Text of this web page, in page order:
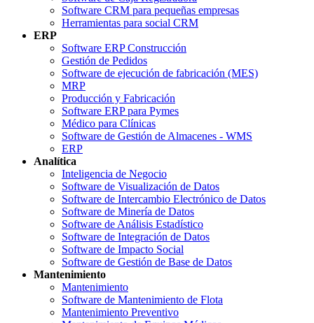
Software CRM para pequeñas empresas
Herramientas para social CRM
ERP
Software ERP Construcción
Gestión de Pedidos
Software de ejecución de fabricación (MES)
MRP
Producción y Fabricación
Software ERP para Pymes
Médico para Clínicas
Software de Gestión de Almacenes - WMS
ERP
Analítica
Inteligencia de Negocio
Software de Visualización de Datos
Software de Intercambio Electrónico de Datos
Software de Minería de Datos
Software de Análisis Estadístico
Software de Integración de Datos
Software de Impacto Social
Software de Gestión de Base de Datos
Mantenimiento
Mantenimiento
Software de Mantenimiento de Flota
Mantenimiento Preventivo